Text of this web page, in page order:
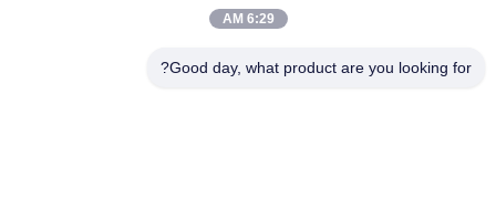
6:29 AM
Good day, what product are you looking for?